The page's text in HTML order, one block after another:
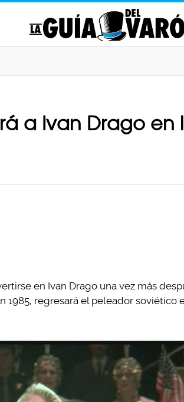
a Ivan Drago en
en Ivan Drago una vez más
1985, regresará el peleador soviético